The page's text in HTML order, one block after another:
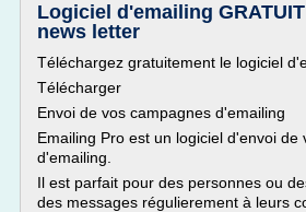
Logiciel d'emailing
news letter
Téléchargez gratuitement le logiciel
Télécharger
Envoi de vos campagnes d'emailing
Emailing Pro est un logiciel d'envoi de
d'emailing.
Il est parfait pour des personnes ou
des messages régulierement à leurs